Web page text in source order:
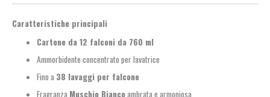
Caratteristiche principali
Cartone da 12 falconi da 760 ml
Ammorbidente concentrato per lavatrice
Fino a 38 lavaggi per falcone
Fragranza Muschio Biancoambrata e armoniosa